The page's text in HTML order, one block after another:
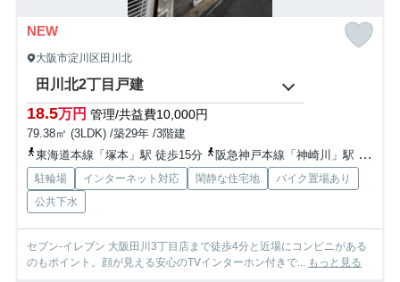
NEW
大阪市淀川区田川北
田川北2丁目戸建
18.5万円 管理/共益費10,000円
79.38㎡ (3LDK) /築29年 /3階建
東海道本線「塚本」駅 徒歩15分
阪急神戸本線「神崎川」駅 徒歩18分
駐輪場 インターネット対応 閑静な住宅地
バイク置場あり
公共下水
セブン-イレブン 大阪田川3丁目店まで徒歩4分と近場にコンビニがある
のもポイント。顔が見える安心のTVインターホン付きで... もっと見る